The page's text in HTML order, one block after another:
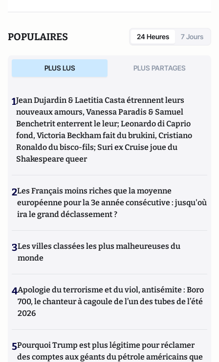
POPULAIRES 24 Heures 7 Jours
PLUS LUS PLUS PARTAGES
1Jean Dujardin & Laetitia Casta étrennent leurs
nouveaux amours, Vanessa Paradis & Samuel
Benchetrit enterrent le leur; Leonardo di Caprio
fond, Victoria Beckham fait du brukini, Cristiano
Ronaldo du bisco-fils; Suri ex Cruise joue du
Shakespeare queer
2Les Français moins riches que la moyenne
européenne pour la 3e année consécutive : jusqu'où
ira le grand déclassement ?
3Les villes classées les plus malheureuses du
monde
4Apologie du terrorisme et du viol, antisémite : Boro
700, le chanteur à cagoule de l’un des tubes de l’été
2026
5Pourquoi Trump est plus légitime pour réclamer
des comptes aux géants du pétrole américains que